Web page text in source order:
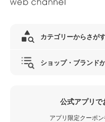
カテゴリーからさが
ショップ・ブランド
公式アプリで
アプリ限定クーポ